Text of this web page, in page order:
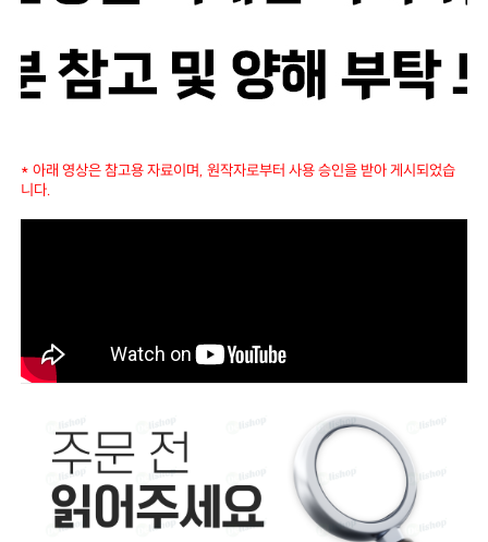
* 아래 영상은 참고용 자료이며, 원작자로부터 사용 승인을 받아 게시되었습
니다.